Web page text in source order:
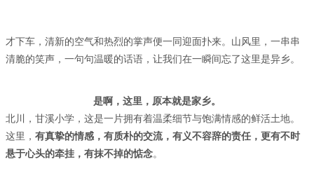
才下车，清新的空气和热烈的掌声便一同迎面扑来。山风里，一串串
清脆的笑声，一句句温暖的话语，让我们在一瞬间忘了这里是异乡。
是啊，这里，原本就是家乡。
北川，甘溪小学，这是一片拥有着温柔细节与饱满情感的鲜活土地。
这里， 有真挚的情感，有质朴的交流，有义不容辞的责任，更有不时
悬于心头的牵挂，有抹不掉的惦念。